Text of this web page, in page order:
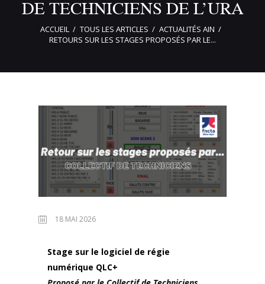
DE TECHNICIENS DE L’URA
ACCUEIL TOUS LES ARTICLES
ACTUALITÉS AIN
RETOURS SUR LES STAGES PROPOSÉS PAR LE...
18 MAI 2026
Stage sur le logiciel de régie
numérique QLC+